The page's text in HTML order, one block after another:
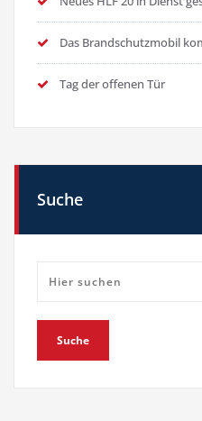
Das Brandschutzmobil
Tag der offenen Tür
Suche